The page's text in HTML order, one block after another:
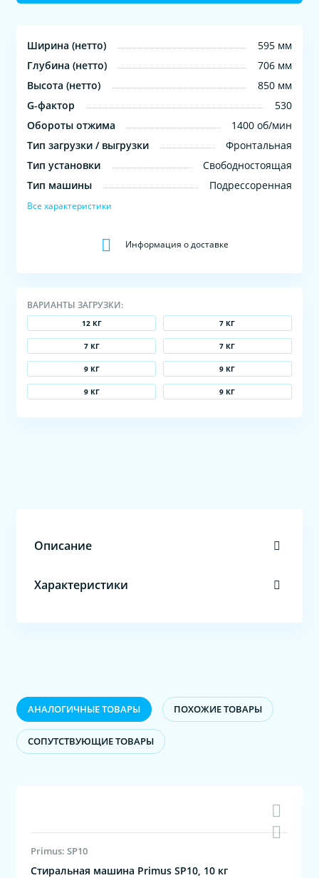
Ширина (нетто)
595 мм
Глубина (нетто)
706 мм
Высота (нетто)
850 мм
G-фактор
530
Обороты отжима
1400 об/мин
Тип загрузки / выгрузки
Фронтальная
Тип установки
Свободностоящая
Тип машины
Подрессоренная
Все характеристики
Информация о доставке
ВАРИАНТЫ ЗАГРУЗКИ:
12 КГ 7 КГ
7 КГ 7 КГ
9 КГ 9 КГ
9 КГ 9 КГ
Описание
Характеристики
АНАЛОГИЧНЫЕ ТОВАРЫ ПОХОЖИЕ ТОВАРЫ
CОПУТСТВУЮЩИЕ ТОВАРЫ
Primus: SP10
Стиральная машина Primus SP10, 10 кг